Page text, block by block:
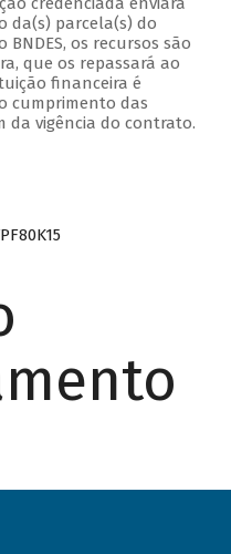
da(s) parcela(s) do
os recursos são
que os repassará ao
financeira é
cumprimento das
da vigência do contrato.